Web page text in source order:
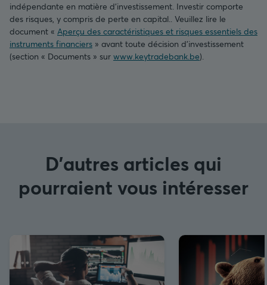
indépendante en matière d’investissement. Investir comporte
des risques, y compris de perte en capital.. Veuillez lire le
document « Aperçu des caractéristiques et risques essentiels des
instruments financiers » avant toute décision d’investissement
(section « Documents » sur www.keytradebank.be).
D'autres articles qui
pourraient vous intéresser